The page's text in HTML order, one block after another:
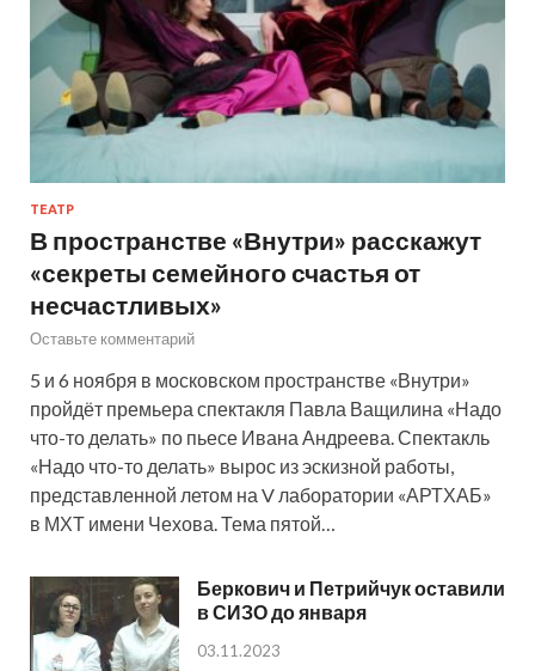
ТЕАТР
В пространстве «Внутри» расскажут
«секреты семейного счастья от
несчастливых»
Оставьте комментарий
5 и 6 ноября в московском пространстве «Внутри»
пройдёт премьера спектакля Павла Ващилина «Надо
что-то делать» по пьесе Ивана Андреева. Спектакль
«Надо что-то делать» вырос из эскизной работы,
представленной летом на V лаборатории «АРТХАБ»
в МХТ имени Чехова. Тема пятой…
Беркович и Петрийчук оставили
в СИЗО до января
03.11.2023